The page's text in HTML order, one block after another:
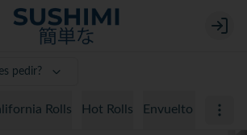
Login
pedir?
Almuerzo Favoritos Promociones